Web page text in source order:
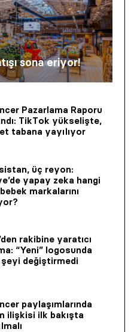
sona eriyor!
Pazarlama Raporu
TikTok yükselişte,
tabana yayılıyor
üç reyon:
yapay zeka hangi
markalarını
rakibine yaratıcı
“Yeni” logosunda
değiştirmedi
paylaşımlarında
ilişkisi ilk bakışta